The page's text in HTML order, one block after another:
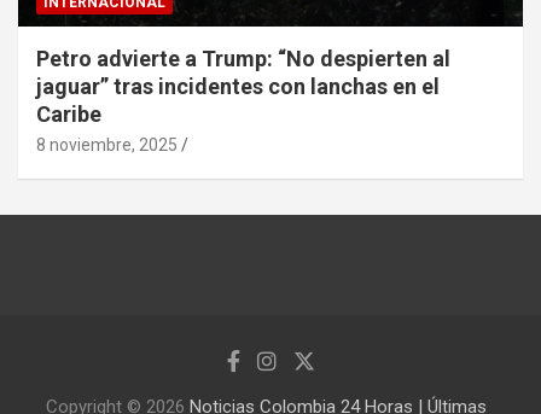
Petro advierte a Trump: “No despierten al
jaguar” tras incidentes con lanchas en el
Caribe
8 noviembre, 2025
Copyright © 2026 Noticias Colombia 24 Horas | Últimas